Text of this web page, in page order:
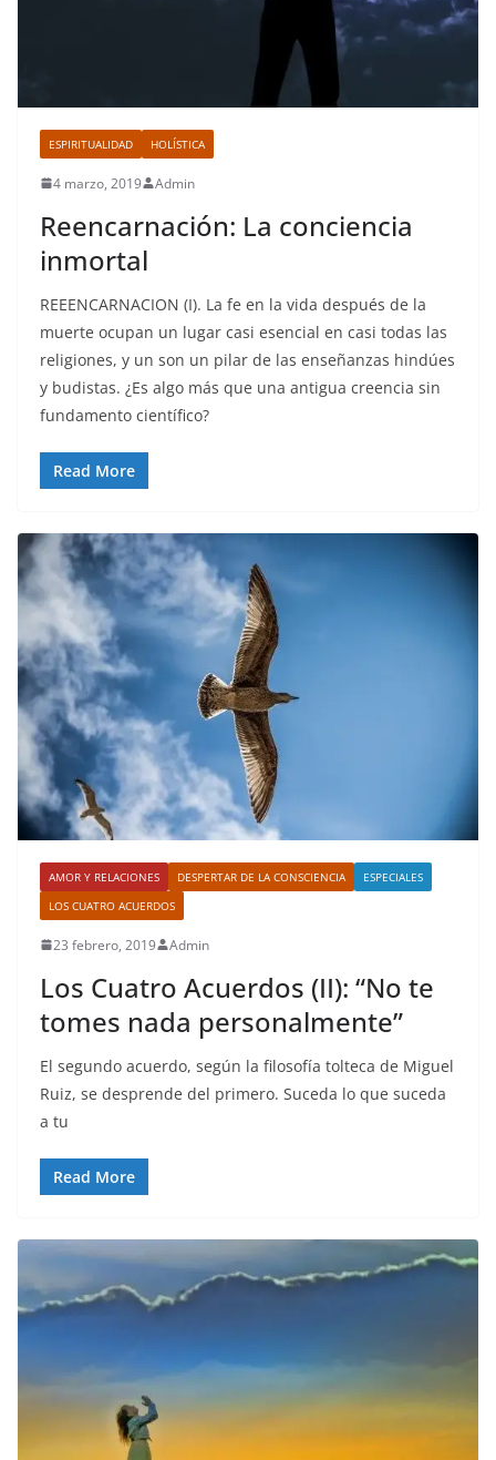
ESPIRITUALIDAD HOLÍSTICA
4 marzo, 2019 Admin
Reencarnación: La conciencia
inmortal
REEENCARNACION (I). La fe en la vida después de la
muerte ocupan un lugar casi esencial en casi todas las
religiones, y un son un pilar de las enseñanzas hindúes
y budistas. ¿Es algo más que una antigua creencia sin
fundamento científico?
Read More
AMOR Y RELACIONES DESPERTAR DE LA CONSCIENCIA
ESPECIALES
LOS CUATRO ACUERDOS
23 febrero, 2019 Admin
Los Cuatro Acuerdos (II): “No te
tomes nada personalmente”
El segundo acuerdo, según la filosofía tolteca de Miguel
Ruiz, se desprende del primero. Suceda lo que suceda
a tu
Read More